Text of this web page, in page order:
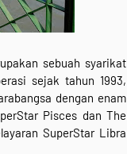
sebuah syarikat
sejak tahun 1993,
dengan enam
Pisces dan The
SuperStar Libra